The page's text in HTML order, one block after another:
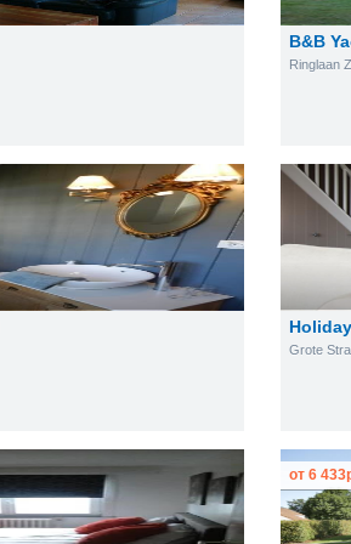
B&B
Ringlaan
Grote
от 6 433